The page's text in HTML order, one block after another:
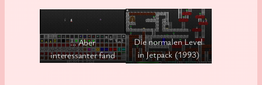
Die normalen Level
in Jetpack (1993)
habe ich zwar auch
… Aber
interessanter fand